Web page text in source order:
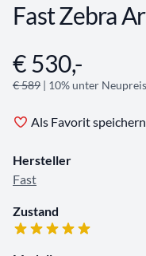
Fast Zebra
Angebotsinformationen
€ 530,-
€ 589 | 10% unter
Als Favorit speichern
Hersteller
Fast
Zustand